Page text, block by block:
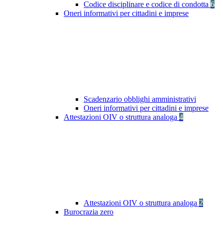
Codice disciplinare e codice di condotta 6
Oneri informativi per cittadini e imprese
Scadenzario obblighi amministrativi
Oneri informativi per cittadini e imprese
Attestazioni OIV o struttura analoga 4
Attestazioni OIV o struttura analoga 2
Burocrazia zero